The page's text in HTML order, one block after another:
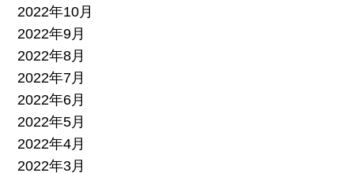
2022年10月
2022年9月
2022年8月
2022年7月
2022年6月
2022年5月
2022年4月
2022年3月